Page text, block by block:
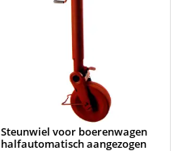
Steunwiel voor boerenwagen
halfautomatisch aangezogen